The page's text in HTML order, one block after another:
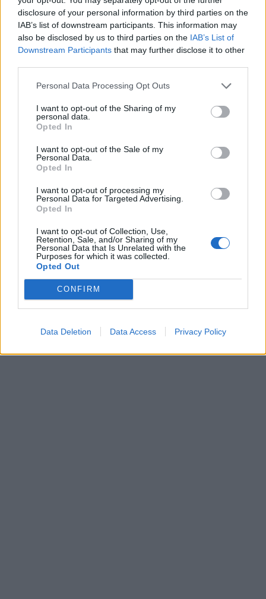
disclosure of your personal information by third parties on the
IAB’s list of downstream participants. This information may
also be disclosed by us to third parties on the IAB’s List of
Downstream Participants that may further disclose it to other
Personal Data Processing Opt Outs
I want to opt-out of the Sharing of my
personal data.
Opted In
I want to opt-out of the Sale of my
Personal Data.
Opted In
I want to opt-out of processing my
Personal Data for Targeted Advertising.
Opted In
I want to opt-out of Collection, Use,
Retention, Sale, and/or Sharing of my
Personal Data that Is Unrelated with the
Purposes for which it was collected.
Opted Out
CONFIRM
Data Deletion Data Access Privacy Policy
In evidenza